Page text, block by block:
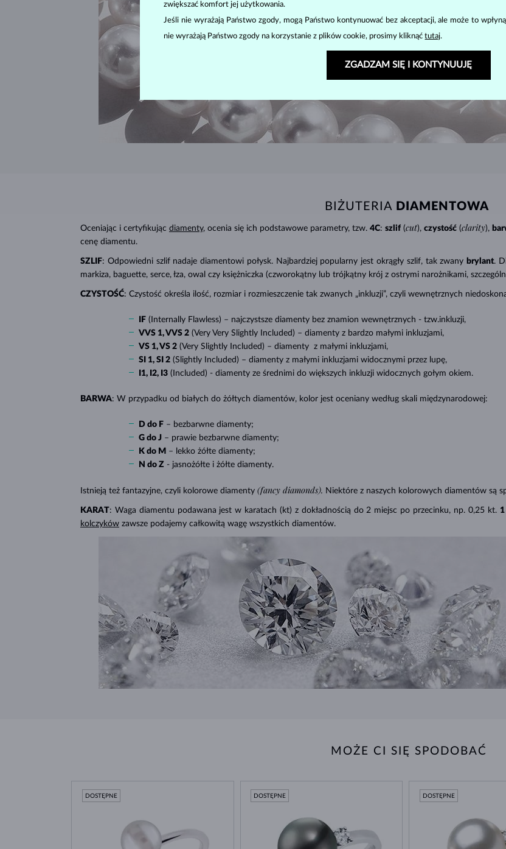
BIŻUTERIA DIAMENTOWA
Oceniając i certyfikując diamenty, ocenia się ich podstawowe parametry, tzw. 4C: szlif (cut), czystość (clarity),
cenę diamentu.
SZLIF: Odpowiedni szlif nadaje diamentowi połysk. Najbardziej popularny jest okrągły szlif, tak zwany brylant.
markiza, baguette, serce, łza, owal czy księżniczka (czworokątny lub trójkątny krój z ostrymi narożnikami,
CZYSTOŚĆ: Czystość określa ilość, rozmiar i rozmieszczenie tak zwanych „inkluzji”, czyli wewnętrznych
IF (Internally Flawless) – najczystsze diamenty bez znamion wewnętrznych - tzw.inkluzji,
VVS 1, VVS 2 (Very Very Slightly Included) – diamenty z bardzo małymi inkluzjami,
VS 1, VS 2 (Very Slightly Included) – diamenty z małymi inkluzjami,
SI 1, SI 2 (Slightly Included) – diamenty z małymi inkluzjami widocznymi przez lupę,
I1, I2, I3 (Included) - diamenty ze średnimi do większych inkluzji widocznych gołym okiem.
BARWA: W przypadku od białych do żółtych diamentów, kolor jest oceniany według skali międzynarodowej:
D do F – bezbarwne diamenty;
G do J – prawie bezbarwne diamenty;
K do M – lekko żółte diamenty;
N do Z - jasnożółte i żółte diamenty.
Istnieją też fantazyjne, czyli kolorowe diamenty (fancy diamonds). Niektóre z naszych kolorowych diamentów są
KARAT: Waga diamentu podawana jest w karatach (kt) z dokładnością do 2 miejsc po przecinku, np. 0,25 kt.
kolczyków zawsze podajemy całkowitą wagę wszystkich diamentów.
MOŻE CI SIĘ SPODOBAĆ
DOSTĘPNE DOSTĘPNE DOSTĘPNE
zwiększać komfort jej użytkowania.
Jeśli nie wyrażają Państwo zgody, mogą Państwo kontynuować bez akceptacji, ale może to
nie wyrażają Państwo zgody na korzystanie z plików cookie, prosimy kliknąćtutaj.
ZGADZAM SIĘ I KONTYNUUJĘ